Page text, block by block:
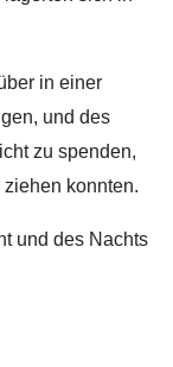
in einer
und des
zu spenden,
konnten.
und des Nachts